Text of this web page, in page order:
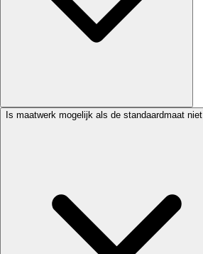
Is maatwerk mogelijk als de standaardmaat